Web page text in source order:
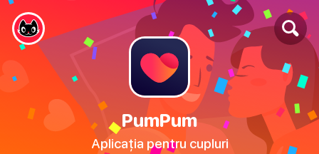
PumPum
Aplicația pentru cupluri